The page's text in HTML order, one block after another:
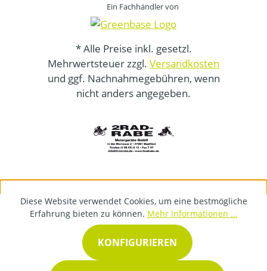
Ein Fachhändler von
* Alle Preise inkl. gesetzl.
Mehrwertsteuer zzgl. Versandkosten
und ggf. Nachnahmegebühren, wenn
nicht anders angegeben.
Diese Website verwendet Cookies, um eine bestmögliche
Erfahrung bieten zu können. Mehr Informationen ...
KONFIGURIEREN